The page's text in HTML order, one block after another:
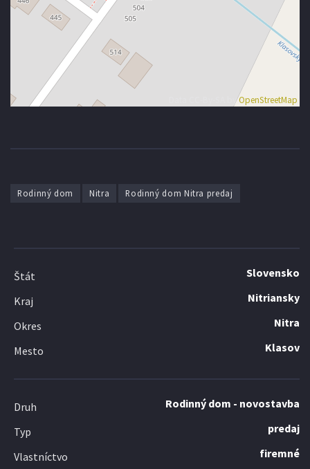
Data CC-By-SA byOpenStreetMap
Rodinný dom Nitra Rodinný dom Nitra predaj
Štát Slovensko
Kraj Nitriansky
Okres Nitra
Mesto Klasov
Druh Rodinný dom - novostavba
Typ predaj
Vlastníctvo firemné